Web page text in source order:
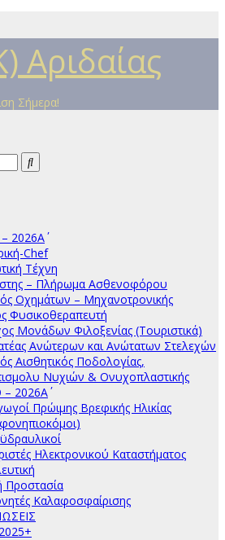
Αριδαίας
Σήμερα!
2026Α΄
Chef
Τέχνη
– Πλήρωμα Ασθενοφόρου
Οχημάτων – Μηχανοτρονικής
Φυσικοθεραπευτή
Μονάδων Φιλοξενίας (Τουριστικά)
Ανώτερων και Ανώτατων Στελεχών
Αισθητικός Ποδολογίας,
Νυχιών & Ονυχοπλαστικής
2026Α΄
Πρώιμης Βρεφικής Ηλικίας
Ηλεκτρονικού Καταστήματος
Προστασία
Καλαφοσφαίρισης